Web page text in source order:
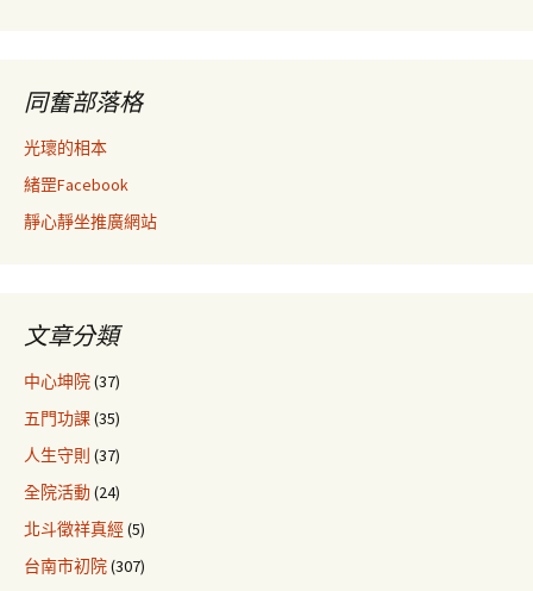
同奮部落格
光瓌的相本
緒罡Facebook
靜心靜坐推廣網站
文章分類
中心坤院(37)
五門功課(35)
人生守則 (37)
全院活動(24)
北斗徵祥真經(5)
台南市初院(307)